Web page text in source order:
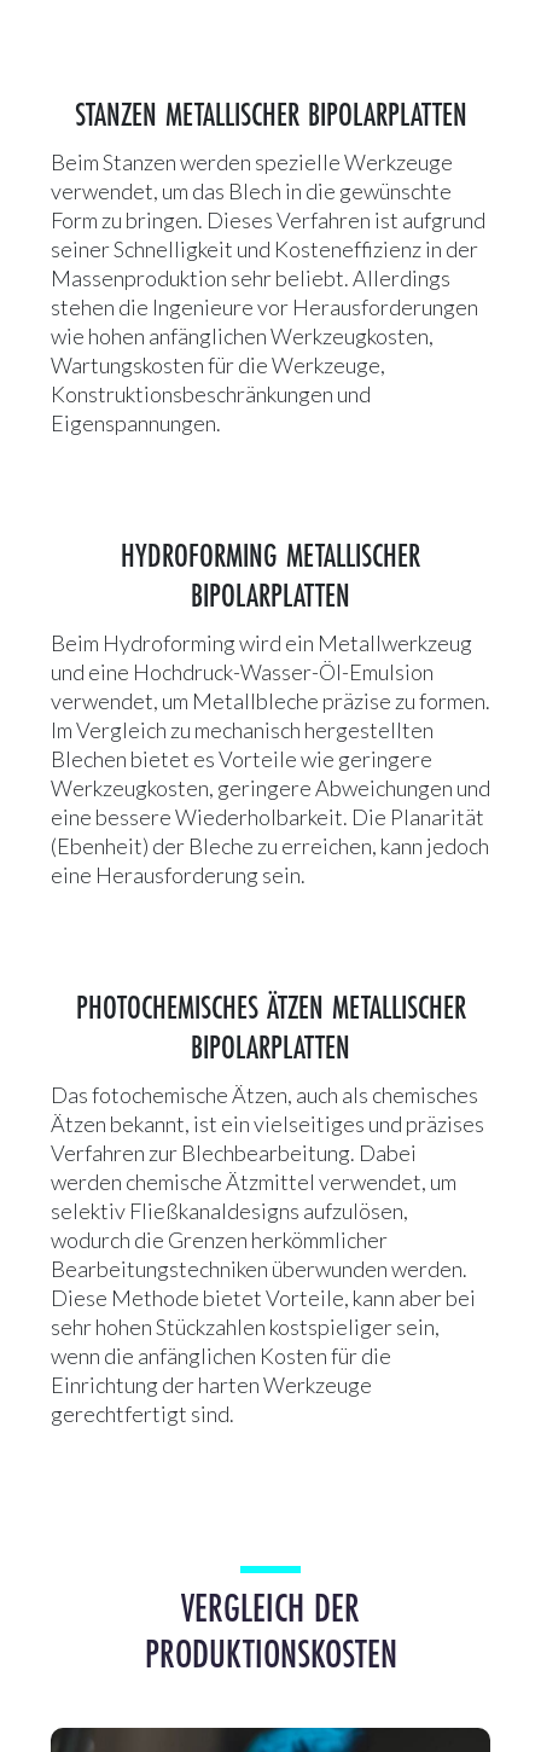
STANZEN METALLISCHER BIPOLARPLATTEN
Beim Stanzen werden spezielle Werkzeuge
verwendet, um das Blech in die gewünschte
Form zu bringen. Dieses Verfahren ist aufgrund
seiner Schnelligkeit und Kosteneffizienz in der
Massenproduktion sehr beliebt. Allerdings
stehen die Ingenieure vor Herausforderungen
wie hohen anfänglichen Werkzeugkosten,
Wartungskosten für die Werkzeuge,
Konstruktionsbeschränkungen und
Eigenspannungen.
HYDROFORMING METALLISCHER
BIPOLARPLATTEN
Beim Hydroforming wird ein Metallwerkzeug
und eine Hochdruck-Wasser-Öl-Emulsion
verwendet, um Metallbleche präzise zu formen.
Im Vergleich zu mechanisch hergestellten
Blechen bietet es Vorteile wie geringere
Werkzeugkosten, geringere Abweichungen und
eine bessere Wiederholbarkeit. Die Planarität
(Ebenheit) der Bleche zu erreichen, kann jedoch
eine Herausforderung sein.
PHOTOCHEMISCHES ÄTZEN METALLISCHER
BIPOLARPLATTEN
Das fotochemische Ätzen, auch als chemisches
Ätzen bekannt, ist ein vielseitiges und präzises
Verfahren zur Blechbearbeitung. Dabei
werden chemische Ätzmittel verwendet, um
selektiv Fließkanaldesigns aufzulösen,
wodurch die Grenzen herkömmlicher
Bearbeitungstechniken überwunden werden.
Diese Methode bietet Vorteile, kann aber bei
sehr hohen Stückzahlen kostspieliger sein,
wenn die anfänglichen Kosten für die
Einrichtung der harten Werkzeuge
gerechtfertigt sind.
VERGLEICH DER
PRODUKTIONSKOSTEN